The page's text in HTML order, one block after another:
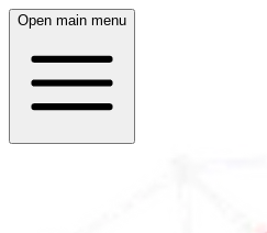
Open main menu